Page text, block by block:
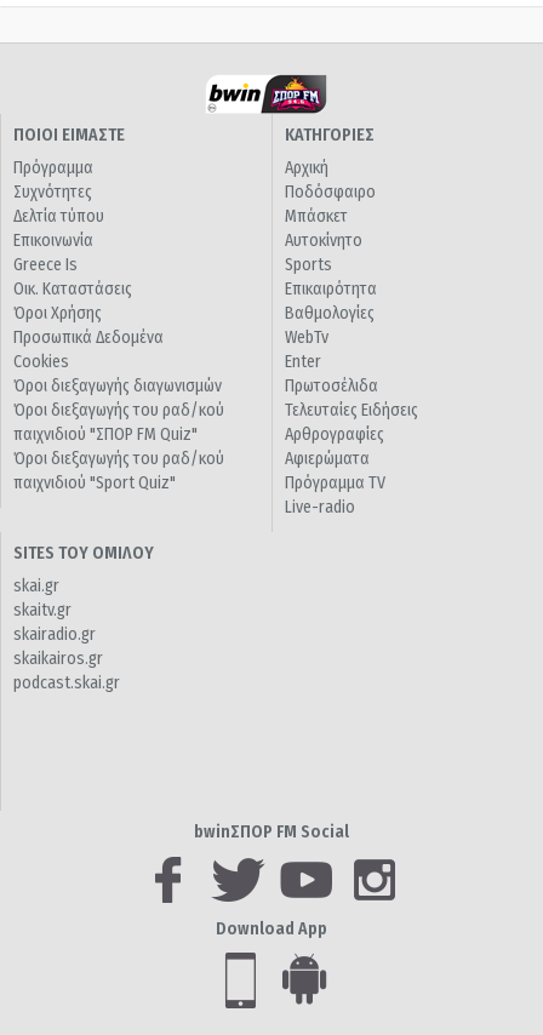
ΠΟΙΟΙ ΕΙΜΑΣΤΕ
Πρόγραμμα
Συχνότητες
Δελτία τύπου
Επικοινωνία
Greece Is
Οικ. Καταστάσεις
Όροι Χρήσης
Προσωπικά Δεδομένα
Cookies
Όροι διεξαγωγής διαγωνισμών
Όροι διεξαγωγής του ραδ/κού
παιχνιδιού "ΣΠΟΡ FM Quiz"
Όροι διεξαγωγής του ραδ/κού
παιχνιδιού "Sport Quiz"
ΚΑΤΗΓΟΡΙΕΣ
Αρχική
Ποδόσφαιρο
Μπάσκετ
Αυτοκίνητο
Sports
Επικαιρότητα
Βαθμολογίες
WebTv
Enter
Πρωτοσέλιδα
Τελευταίες Ειδήσεις
Αρθρογραφίες
Αφιερώματα
Πρόγραμμα TV
Live-radio
SITES ΤΟΥ ΟΜΙΛΟΥ
skai.gr
skaitv.gr
skairadio.gr
skaikairos.gr
podcast.skai.gr
bwinΣΠΟΡ FM Social
Download App